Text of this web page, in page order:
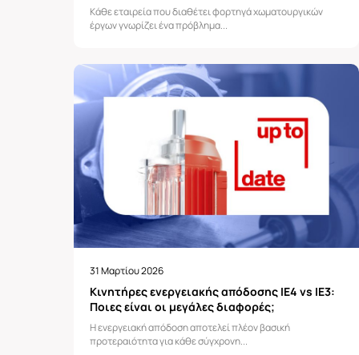
Κάθε εταιρεία που διαθέτει φορτηγά χωματουργικών
έργων γνωρίζει ένα πρόβλημα...
31 Μαρτίου 2026
Κινητήρες ενεργειακής απόδοσης ΙΕ4 vs ΙΕ3:
Ποιες είναι οι μεγάλες διαφορές;
Η ενεργειακή απόδοση αποτελεί πλέον βασική
προτεραιότητα για κάθε σύγχρονη...